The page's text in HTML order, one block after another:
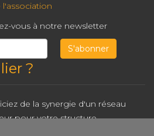
l'association
vous à notre newsletter
?
de la synergie d'un réseau
pour votre structure.